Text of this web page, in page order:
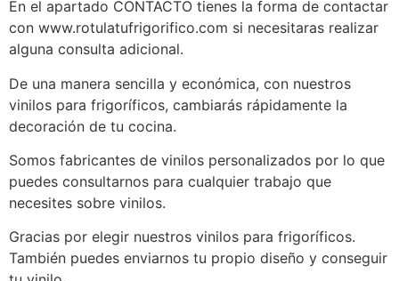
En el apartado CONTACTO tienes la forma de contactar
con www.rotulatufrigorifico.com si necesitaras realizar
alguna consulta adicional.
De una manera sencilla y económica, con nuestros
vinilos para frigoríficos, cambiarás rápidamente la
decoración de tu cocina.
Somos fabricantes de vinilos personalizados por lo que
puedes consultarnos para cualquier trabajo que
necesites sobre vinilos.
Gracias por elegir nuestros vinilos para frigoríficos.
También puedes enviarnos tu propio diseño y conseguir